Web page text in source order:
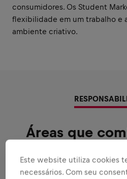
consumidores. Os Student
flexibilidade em um trabalho e
ambiente criativo.
Áreas que
Todas as
Este website utiliza cookies
necessários. Com seu